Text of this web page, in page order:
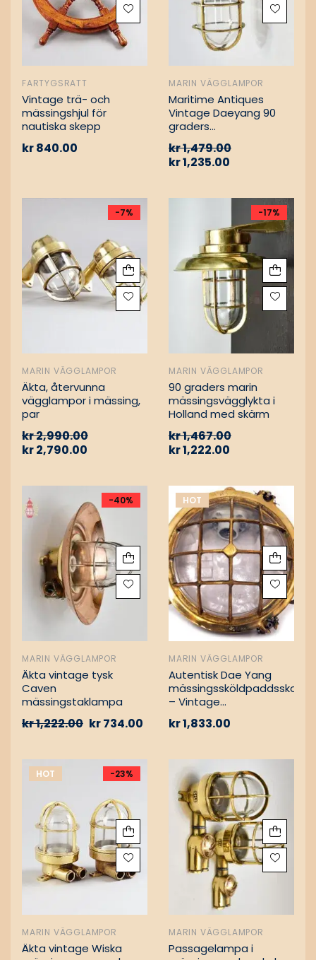
FARTYGSRATT
Vintage trä- och
mässingshjul för
nautiska skepp
kr840.00
MARIN VÄGGLAMPOR
Maritime Antiques
Vintage Daeyang 90
graders
kr1,479.00
kr1,235.00
-7%
MARIN VÄGGLAMPOR
Äkta, återvunna
vägglampor i mässing,
par
kr2,990.00
kr2,790.00
-17%
MARIN VÄGGLAMPOR
90 graders marin
mässingsvägglykta i
Holland med skärm
kr1,467.00
kr1,222.00
-40%
MARIN VÄGGLAMPOR
Äkta vintage tysk
Caven
mässingstaklampa
kr1,222.00 kr734.00
HOT
MARIN VÄGGLAMPOR
Autentisk Dae Yang
– Vintage
kr1,833.00
HOT -23%
MARIN VÄGGLAMPOR
Äkta vintage Wiska
MARIN VÄGGLAMPOR
Passagelampa i